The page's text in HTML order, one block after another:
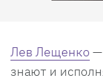
Лев Лещенко —
знают и